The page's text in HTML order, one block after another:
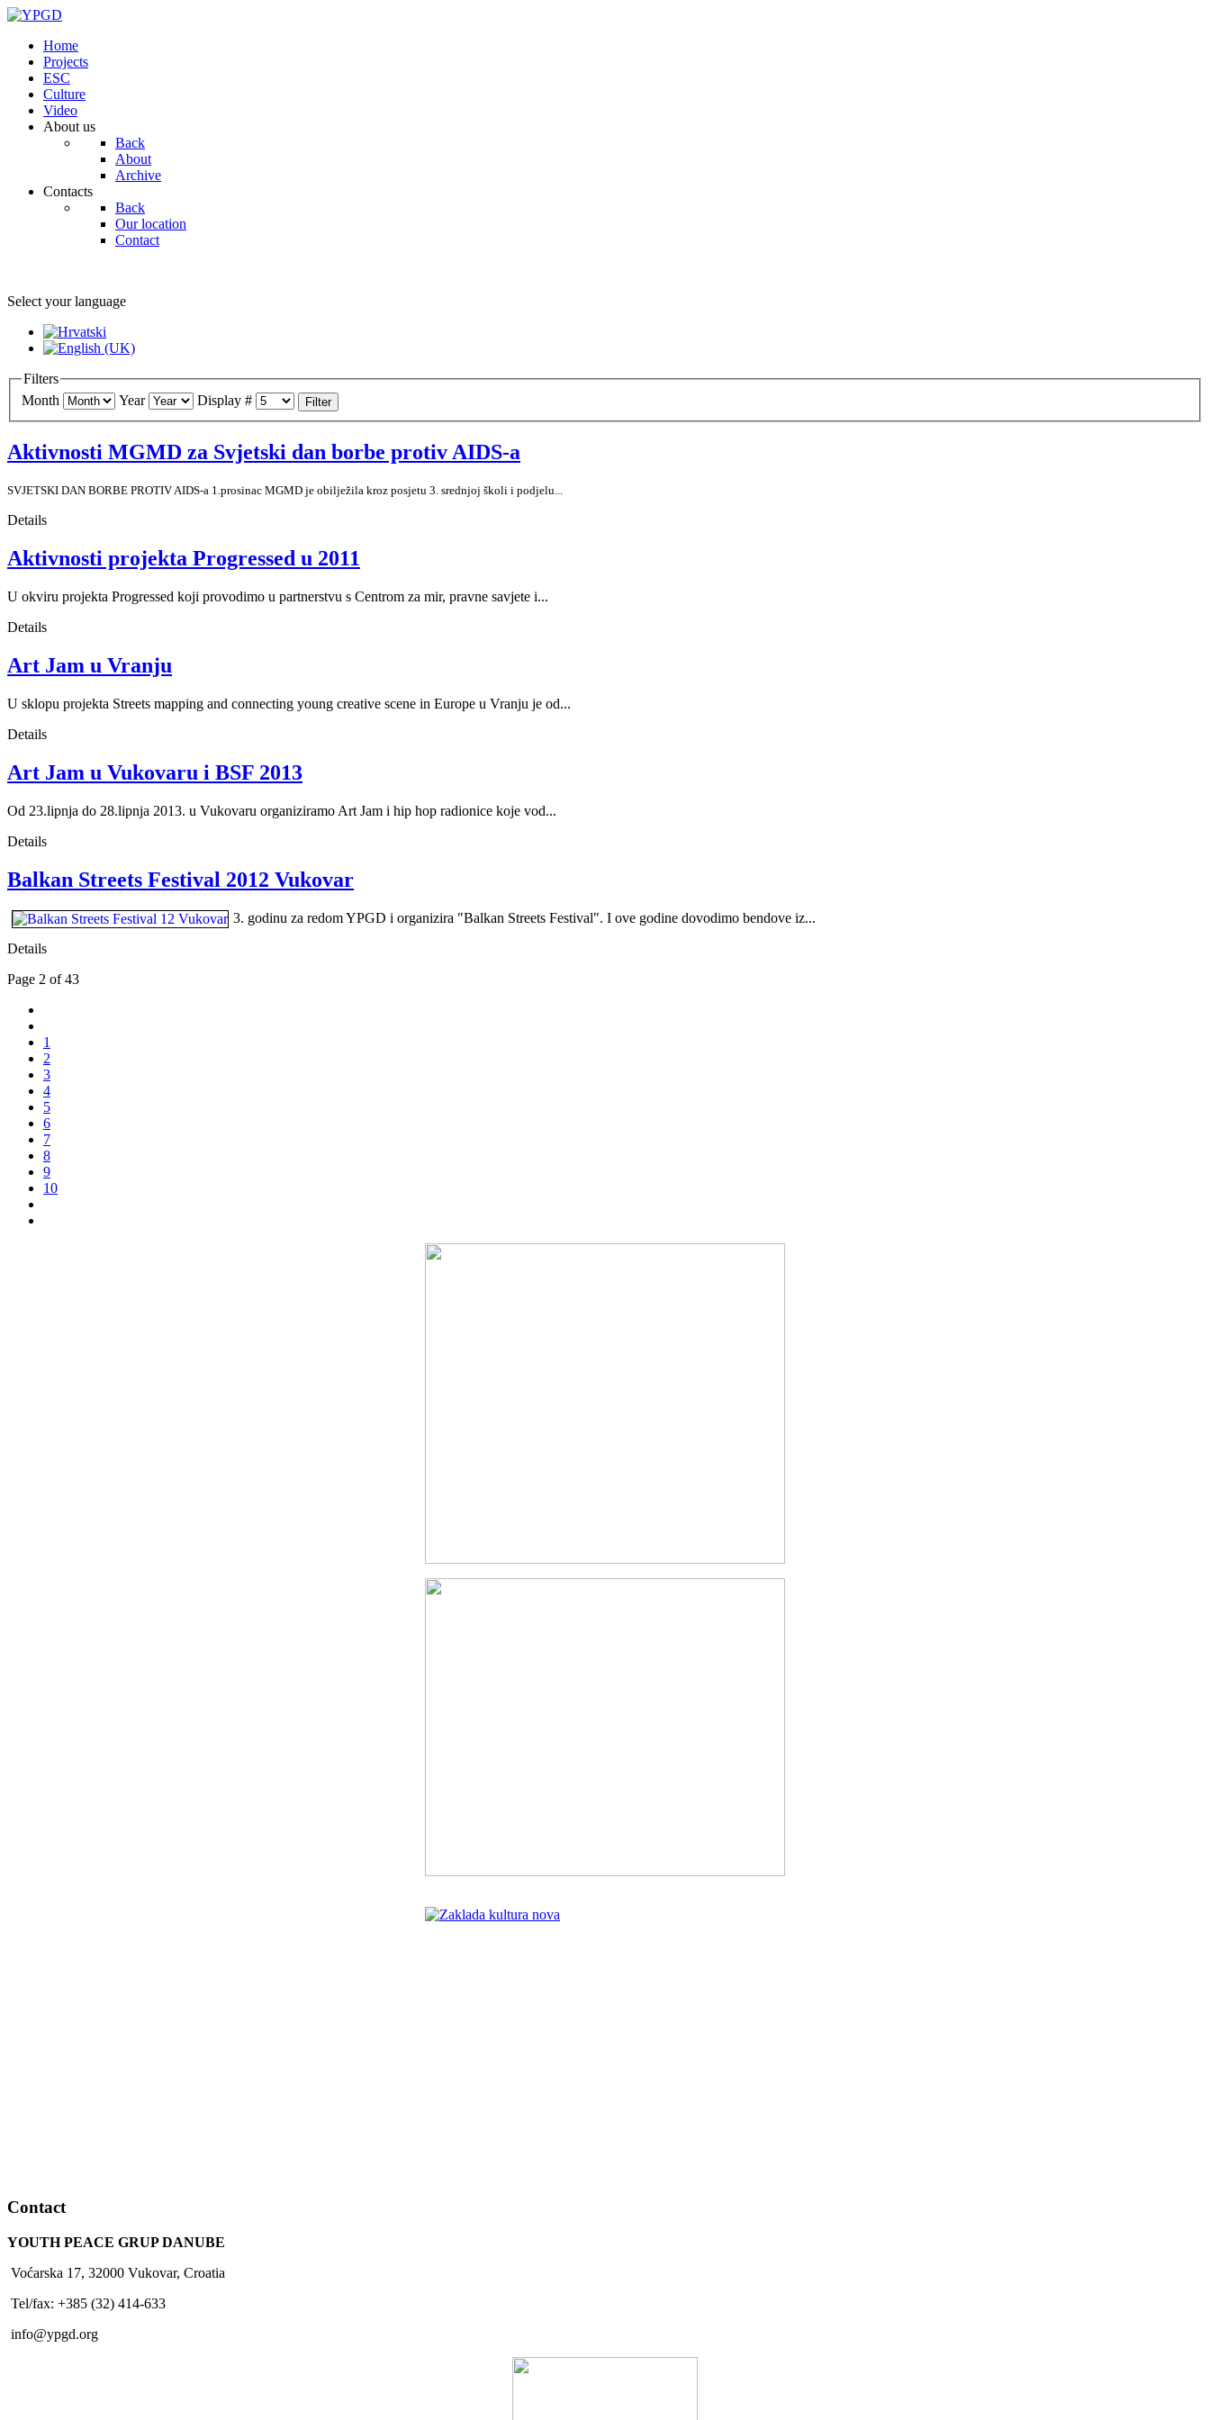
Home
Projects
ESC
Culture
Video
About us
Back
About
Archive
Contacts
Back
Our location
Contact
Select your language
Filters
Month
Year Display # Filter
Aktivnosti MGMD za Svjetski dan borbe protiv AIDS-a
SVJETSKI DAN BORBE PROTIV AIDS-a 1.prosinac MGMD je obilježila kroz posjetu 3. srednjoj školi i podjelu...
Details
Aktivnosti projekta Progressed u 2011
U okviru projekta Progressed koji provodimo u partnerstvu s Centrom za mir, pravne savjete i...
Details
Art Jam u Vranju
U sklopu projekta Streets mapping and connecting young creative scene in Europe u Vranju je od...
Details
Art Jam u Vukovaru i BSF 2013
Od 23.lipnja do 28.lipnja 2013. u Vukovaru organiziramo Art Jam i hip hop radionice koje vod...
Details
Balkan Streets Festival 2012 Vukovar
3. godinu za redom YPGD i organizira "Balkan Streets Festival". I ove godine dovodimo bendove iz...
Details
Page 2 of 43
1
2
3
4
5
6
7
8
9
10
Contact
YOUTH PEACE GRUP DANUBE
Voćarska 17, 32000 Vukovar, Croatia
Tel/fax: +385 (32) 414-633
info@ypgd.org